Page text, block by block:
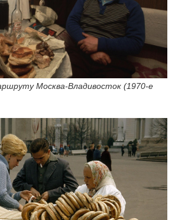
Москва-Владивосток (1970-е